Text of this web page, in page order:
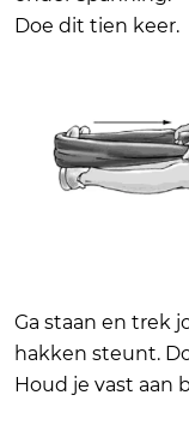
Doe dit tien keer.
Ga staan en trek
hakken steunt.
Houd je vast aan